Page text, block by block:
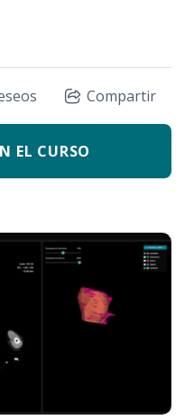
Compartir
EL CURSO